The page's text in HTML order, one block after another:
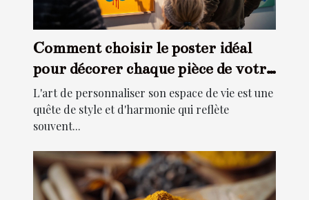
Comment choisir le poster idéal
pour décorer chaque pièce de votre
maison
L'art de personnaliser son espace de vie est une
quête de style et d'harmonie qui reflète
souvent...